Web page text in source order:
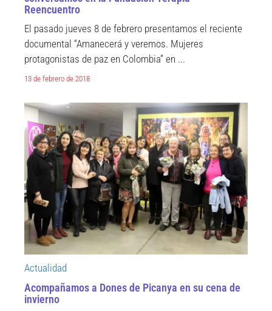
Reencuentro
El pasado jueves 8 de febrero presentamos el reciente
documental “Amanecerá y veremos. Mujeres
protagonistas de paz en Colombia” en ...
13 de febrero de 2018
Actualidad
Acompañamos a Dones de Picanya en su cena de
invierno